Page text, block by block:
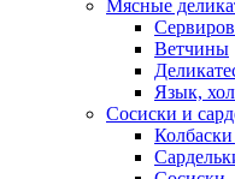
Мясные
Ветчины
Язык,
Сосиски и